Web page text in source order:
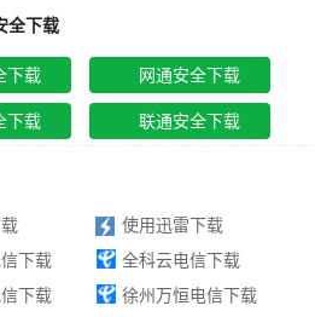
全下载
下载 网通安全下载
下载 联通安全下载
使用迅雷下载
下载
全科云电信下载
下载
徐州万恒电信下载